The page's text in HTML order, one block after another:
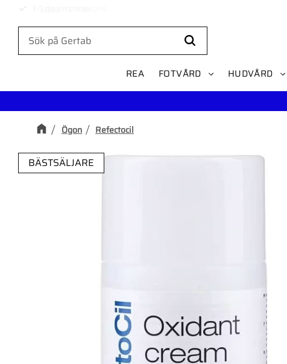
REA FOTVÅRD HUDVÅRD
Ögon Refectocil
BÄSTSÄLJARE